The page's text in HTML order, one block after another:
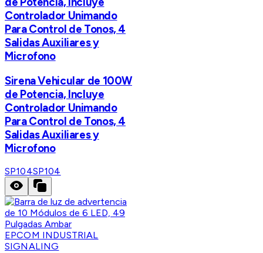
Controlador Unimando
Para Control de Tonos, 4
Salidas Auxiliares y
Microfono
Sirena Vehicular de 100W
de Potencia, Incluye
Controlador Unimando
Para Control de Tonos, 4
Salidas Auxiliares y
Microfono
SP104SP104
EPCOM INDUSTRIAL
SIGNALING